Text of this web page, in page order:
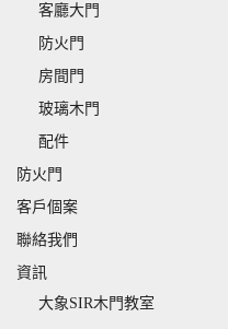
客廳大門
防火門
房間門
玻璃木門
配件
防火門
客戶個案
聯絡我們
資訊
大象SIR木門教室